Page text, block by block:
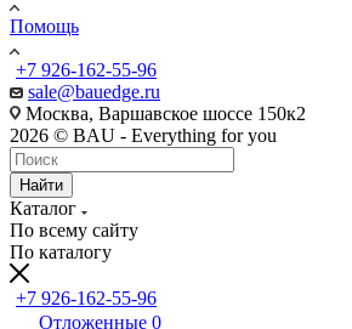
Помощь
+7 926-162-55-96
sale@bauedge.ru
Москва, Варшавское шоссе 150к2
2026 © BAU - Everything for you
Найти
Каталог
По всему сайту
По каталогу
+7 926-162-55-96
Отложенные 0